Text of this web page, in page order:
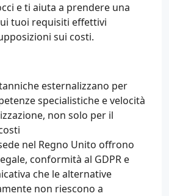
e ti aiuta a prendere una
tuoi requisiti effettivi
sui costi.
esternalizzano per
specialistiche e velocità
non solo per il
nel Regno Unito offrono
conformità al GDPR e
che le alternative
non riescono a